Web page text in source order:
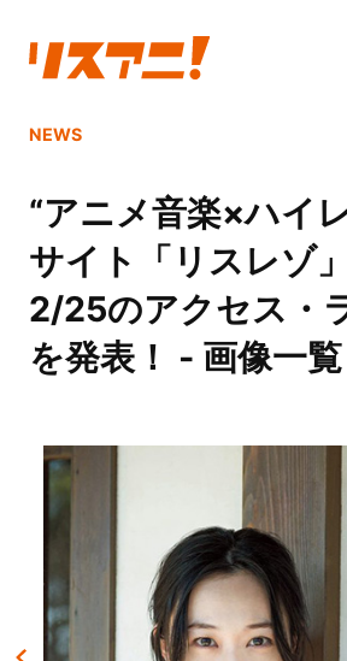
NEWS
“アニメ音楽×ハイ
サイト「リスレゾ
2/25のアクセス・
を発表！ - 画像一覧